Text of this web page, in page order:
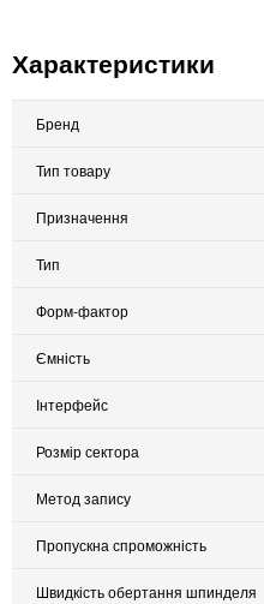
Характеристики
Бренд
Тип товару
Призначення
Тип
Форм-фактор
Ємність
Інтерфейс
Розмір сектора
Метод запису
Пропускна спроможність
Швидкість обертання шпинделя